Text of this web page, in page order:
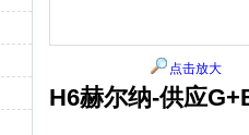
点击放大
H6赫尔纳-供应